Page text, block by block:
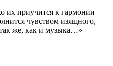
их приучится к гармонии
чувством изящного,
же, как и музыка…»